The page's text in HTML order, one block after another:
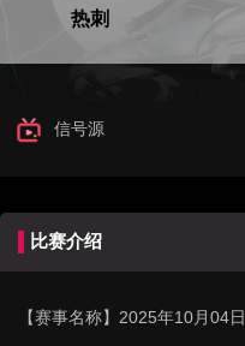
热刺
信号源
比赛介绍
【赛事名称】 2025年10月04